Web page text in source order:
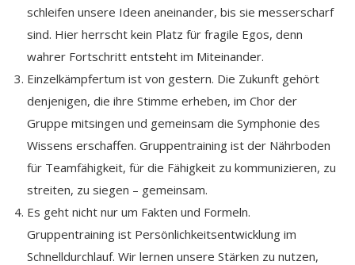
schleifen unsere Ideen aneinander, bis sie messerscharf
sind. Hier herrscht kein Platz für fragile Egos, denn
wahrer Fortschritt entsteht im Miteinander.
Einzelkämpfertum ist von gestern. Die Zukunft gehört
denjenigen, die ihre Stimme erheben, im Chor der
Gruppe mitsingen und gemeinsam die Symphonie des
Wissens erschaffen. Gruppentraining ist der Nährboden
für Teamfähigkeit, für die Fähigkeit zu kommunizieren, zu
streiten, zu siegen – gemeinsam.
Es geht nicht nur um Fakten und Formeln.
Gruppentraining ist Persönlichkeitsentwicklung im
Schnelldurchlauf. Wir lernen unsere Stärken zu nutzen,